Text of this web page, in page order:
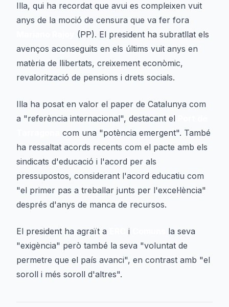
Illa, qui ha recordat que avui es compleixen vuit
anys de la moció de censura que va fer fora
(PP). El president ha subratllat els
avenços aconseguits en els últims vuit anys en
matèria de llibertats, creixement econòmic,
revalorització de pensions i drets socials.
Illa ha posat en valor el paper de Catalunya com
a "referència internacional", destacant el
com una "potència emergent". També
ha ressaltat acords recents com el pacte amb els
sindicats d'educació i l'acord per als
pressupostos, considerant l'acord educatiu com
"el primer pas a treballar junts per l'excel·lència"
després d'anys de manca de recursos.
El president ha agraït a i
la seva
"exigència" però també la seva "voluntat de
permetre que el país avanci", en contrast amb "el
soroll i més soroll d'altres".